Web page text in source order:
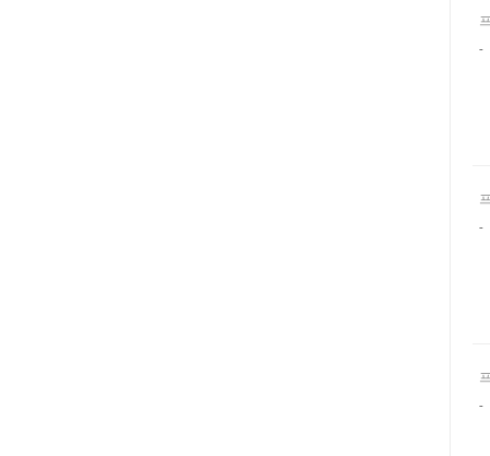
-
-
-